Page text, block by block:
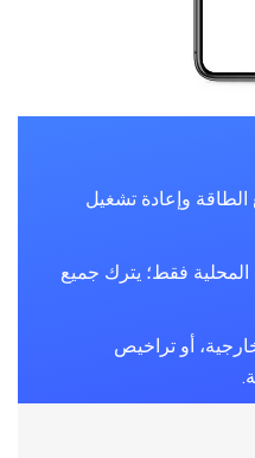
وإعادة تشغيل
فقط؛ يترك جميع
أو تراخيص